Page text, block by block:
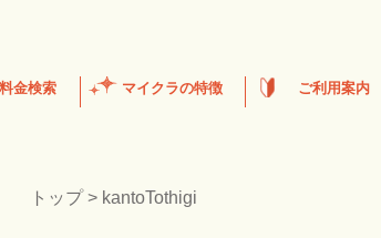
金検索 マイクラの特徴 ご利用案内
トップ> kantoTothigi